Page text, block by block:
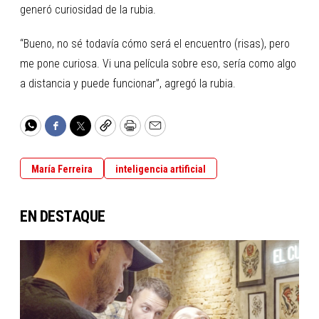
generó curiosidad de la rubia.
“Bueno, no sé todavía cómo será el encuentro (risas), pero
me pone curiosa. Vi una película sobre eso, sería como algo
a distancia y puede funcionar”, agregó la rubia.
WhatsApp
Facebook
TwitterCopyPrintEmail
María Ferreira inteligencia artificial
EN DESTAQUE